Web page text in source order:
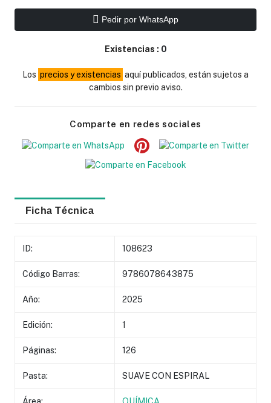
Pedir por WhatsApp
Existencias : 0
Los precios y existencias aquí publicados, están sujetos a
cambios sin previo aviso.
Comparte en redes sociales
Ficha Técnica
ID: 108623
Código Barras: 9786078643875
Año: 2025
Edición: 1
Páginas: 126
Pasta: SUAVE CON ESPIRAL